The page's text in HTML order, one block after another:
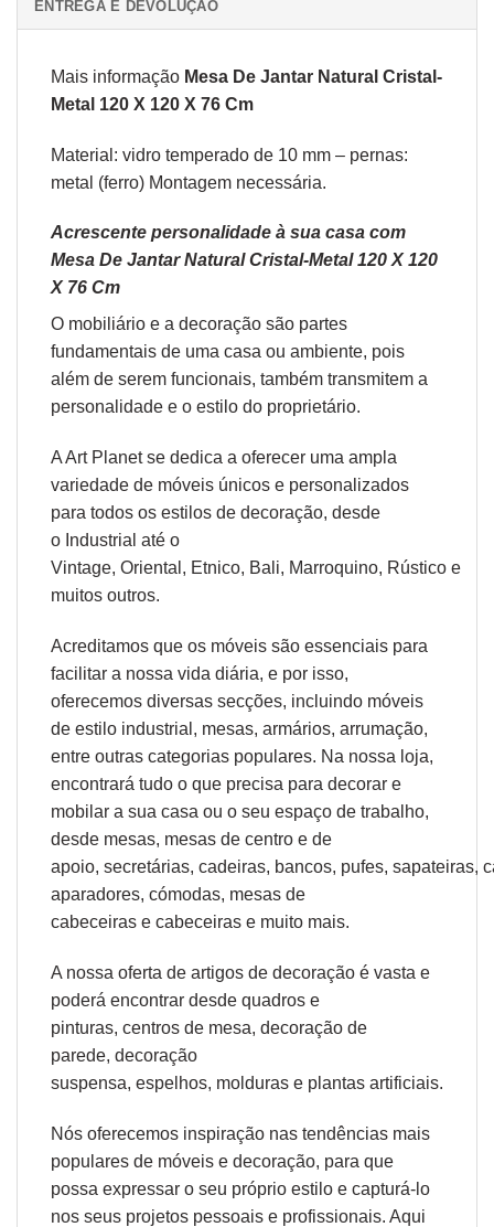
ENTREGA E DEVOLUÇÃO
Mais informação Mesa De Jantar Natural Cristal-
Metal 120 X 120 X 76 Cm
Material: vidro temperado de 10 mm – pernas:
metal (ferro) Montagem necessária.
Acrescente personalidade à sua casa com
Mesa De Jantar Natural Cristal-Metal 120 X 120
X 76 Cm
O mobiliário e a decoração são partes
fundamentais de uma casa ou ambiente, pois
além de serem funcionais, também transmitem a
personalidade e o estilo do proprietário.
A Art Planet se dedica a oferecer uma ampla
variedade de móveis únicos e personalizados
para todos os estilos de decoração, desde
o Industrial até o
Vintage, Oriental , Etnico, Bali, Marroquino, Rústico e
muitos outros.
Acreditamos que os móveis são essenciais para
facilitar a nossa vida diária, e por isso,
oferecemos diversas secções, incluindo móveis
de estilo industrial, mesas, armários, arrumação,
entre outras categorias populares. Na nossa loja,
encontrará tudo o que precisa para decorar e
mobilar a sua casa ou o seu espaço de trabalho,
desde mesas, mesas de centro e de
apoio, secretárias, cadeiras, bancos, pufes, sapateiras,
aparadores, cómodas, mesas de
cabeceiras e cabeceiras e muito mais.
A nossa oferta de artigos de decoração é vasta e
poderá encontrar desde quadros e
pinturas, centros de mesa, decoração de
parede, decoração
suspensa, espelhos, molduras e plantas artificiais.
Nós oferecemos inspiração nas tendências mais
populares de móveis e decoração, para que
possa expressar o seu próprio estilo e capturá-lo
nos seus projetos pessoais e profissionais. Aqui